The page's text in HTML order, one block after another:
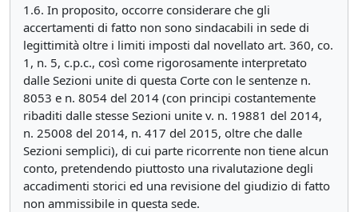
1.6. In proposito, occorre considerare che gli
accertamenti di fatto non sono sindacabili in sede di
legittimità oltre i limiti imposti dal novellato art. 360, co.
1, n. 5, c.p.c., così come rigorosamente interpretato
dalle Sezioni unite di questa Corte con le sentenze n.
8053 e n. 8054 del 2014 (con principi costantemente
ribaditi dalle stesse Sezioni unite v. n. 19881 del 2014,
n. 25008 del 2014, n. 417 del 2015, oltre che dalle
Sezioni semplici), di cui parte ricorrente non tiene alcun
conto, pretendendo piuttosto una rivalutazione degli
accadimenti storici ed una revisione del giudizio di fatto
non ammissibile in questa sede.